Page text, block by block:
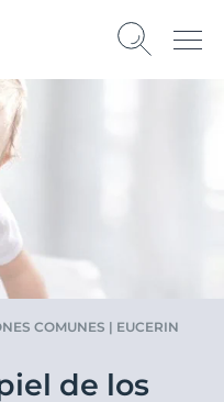
COMUNES | EUCERIN
de los